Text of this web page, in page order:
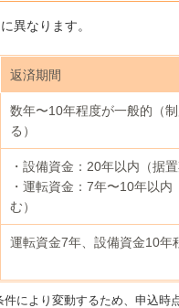
異なります。
返済期間
数年〜10年程度が一般的（
る）
・設備資金：20年以内（据置
・運転資金：7年〜10年以内
む）
運転資金7年、設備資金10年
により変動するため、申込時